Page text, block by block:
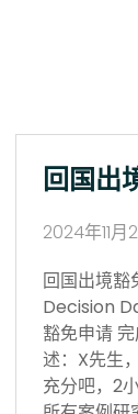
回国出
2024年11月
回国出境
Decision
豁免申请
述：X先生
充分吧，2